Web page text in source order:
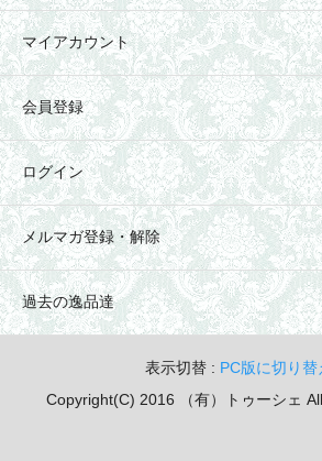
マイアカウント
会員登録
ログイン
メルマガ登録・解除
過去の逸品達
表示切替 : PC版に切り替
Copyright(C) 2016 （有）トゥーシェ